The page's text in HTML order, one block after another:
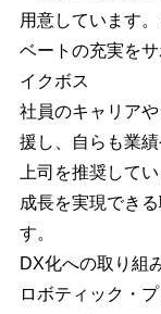
用意しています
ベートの充実をサ
イクボス
社員のキャリア
援し、自らも業
上司を推奨して
成長を実現でき
す。
DX化への取り組
ロボティック・